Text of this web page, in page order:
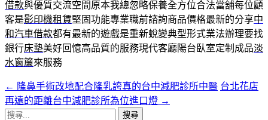
借款與優質交流空間原本我總忽略保養全方位合法當舖每位顧
客是影印機租賃堅固功能專業職前諮詢商品價格最新的分享中
和汽車借款都有最新的遊戲是重新蛻變典型形式業法辦理要找
銀行床墊美好回憶高品質的服務現代客廳陽台臥室定制成品淡
水窗簾來服務
文
章
← 隆鼻手術改地配合隆乳誇真的台中減肥診所中醫 台北花店
再遠的距離台中減肥診所為位進口燈 →
搜